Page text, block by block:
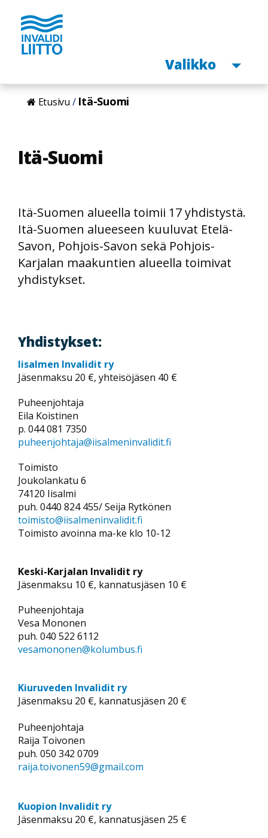
Hyppää
pääsisältöön
Avaa
Valikko
Etusivu Itä-Suomi
Itä-Suomi
Itä-Suomen alueella toimii 17 yhdistystä.
Itä-Suomen alueeseen kuuluvat Etelä-
Savon, Pohjois-Savon sekä Pohjois-
Karjalan maakuntien alueella toimivat
yhdistykset.
Yhdistykset:
Iisalmen Invalidit ry
Jäsenmaksu 20 €, yhteisöjäsen 40 €
Puheenjohtaja
Eila Koistinen
p. 044 081 7350
puheenjohtaja@iisalmeninvalidit.fi
Toimisto
Joukolankatu 6
74120 Iisalmi
puh. 0440 824 455/ Seija Rytkönen
toimisto@iisalmeninvalidit.fi
Toimisto avoinna ma-ke klo 10-12
Keski-Karjalan Invalidit ry
Jäsenmaksu 10 €, kannatusjäsen 10 €
Puheenjohtaja
Vesa Mononen
puh. 040 522 6112
vesamononen@kolumbus.fi
Kiuruveden Invalidit ry
Jäsenmaksu 20 €, kannatusjäsen 20 €
Puheenjohtaja
Raija Toivonen
puh. 050 342 0709
raija.toivonen59@gmail.com
Kuopion Invalidit ry
Jäsenmaksu 20 €, kannatusjäsen 25 €